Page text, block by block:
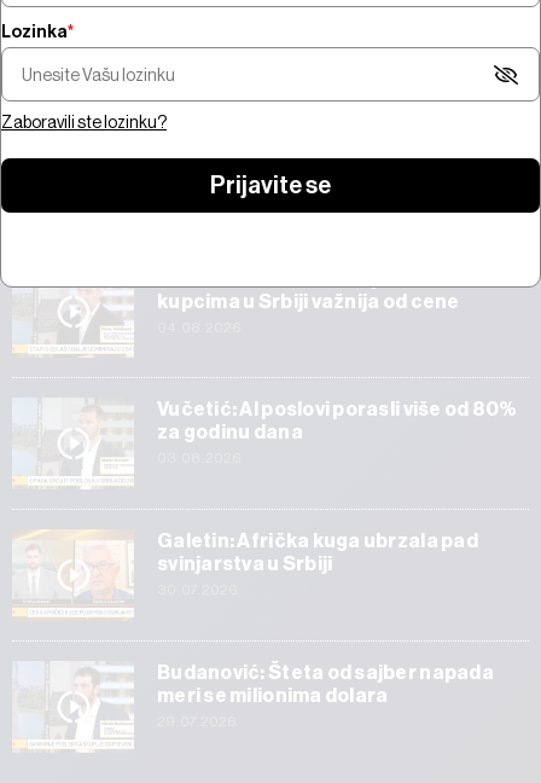
Šta pokreće tržišta? Krađa
bitcoina od 100 miliona $,
Amazona
Koji su novi
Start
kupcima u Srbiji važnija od cene
Vučetić: AI poslovi porasli više od 80%
za godinu dana
Galetin: Afrička kuga ubrzala pad
svinjarstva u Srbiji
Budanović: Šteta od sajber napada
meri se milionima dolara
Lozinka*
Zaboravili ste lozinku?
Prijavite se